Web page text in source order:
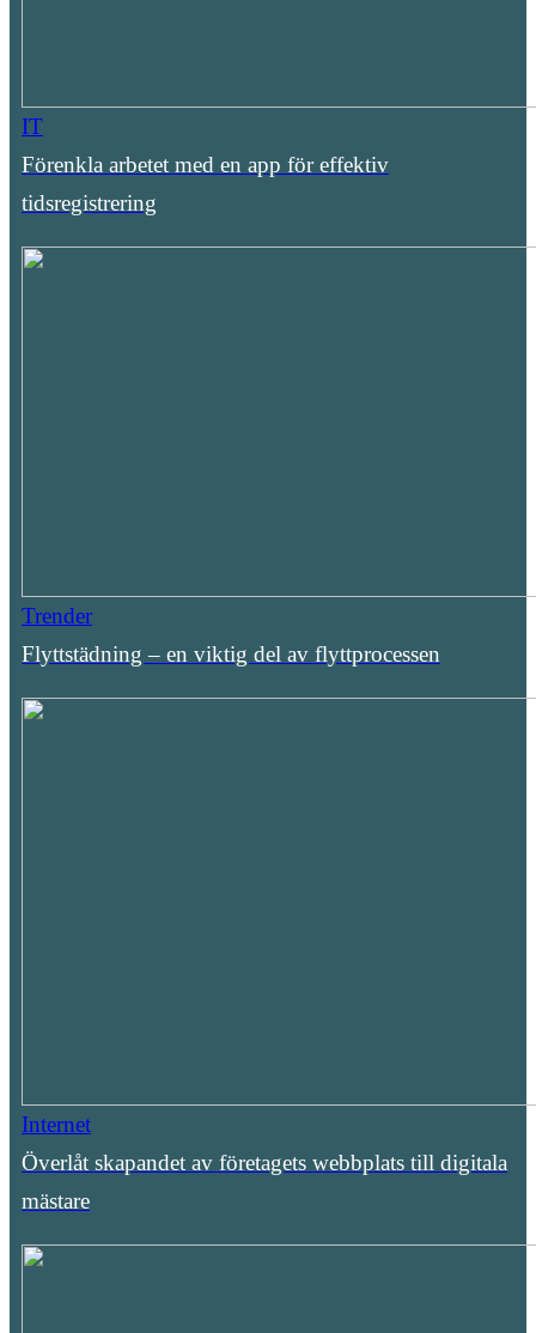
IT
Förenkla arbetet med en app för effektiv
tidsregistrering
Trender
Flyttstädning – en viktig del av flyttprocessen
Internet
Överlåt skapandet av företagets webbplats till digitala
mästare